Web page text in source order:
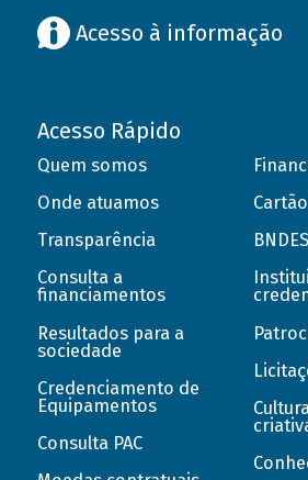
Acesso à informação
Acesso Rápido
Quem somos
Onde atuamos
Transparência
Consulta a
financiamentos
Resultados para a
sociedade
Credenciamento de
Equipamentos
Consulta PAC